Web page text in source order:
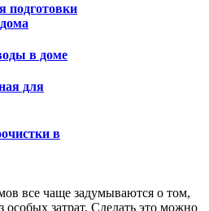
подготовки
в доме
для
в
все чаще задумываются о том,
особых затрат. Сделать это можно